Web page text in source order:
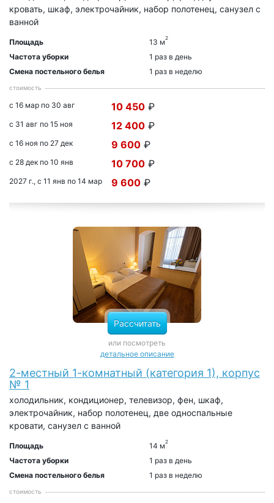
кровать, шкаф, электрочайник, набор полотенец, санузел с
ванной
Площадь 13 м2
Частота уборки
1 раз в день
Смена постельного белья
1 раз в неделю
стоимость
с 16 мар по 30 авг 10 450 ₽
с 31 авг по 15 ноя 12 400 ₽
с 16 ноя по 27 дек 9 600 ₽
с 28 дек по 10 янв 10 700 ₽
2027 г., с 11 янв по 14 мар 9 600 ₽
Рассчитать
или посмотреть
детальное описание
2-местный 1-комнатный (категория 1), корпус
№ 1
холодильник, кондиционер, телевизор, фен, шкаф,
электрочайник, набор полотенец, две односпальные
кровати, санузел с ванной
Площадь 14 м2
Частота уборки
1 раз в день
Смена постельного белья
1 раз в неделю
стоимость